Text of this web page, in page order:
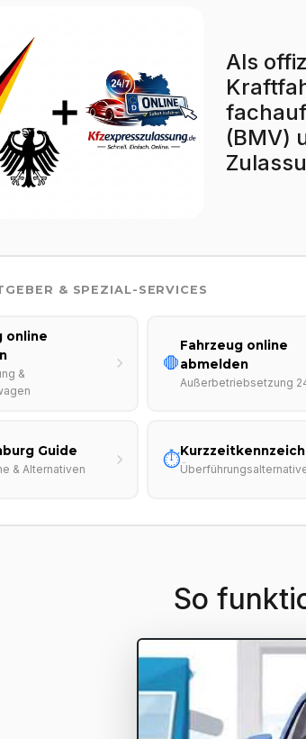
Als
(BMV)
& SPEZIAL-SERVICES
online
&
🛑
Fahrzeug online
abmelden
Außerbetriebsetzung
Guide
& Alternativen ⏱️
So